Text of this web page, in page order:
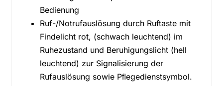
Bedienung
Ruf-/Notrufauslösung durch Ruftaste mit
Findelicht rot, (schwach leuchtend) im
Ruhezustand und Beruhigungslicht (hell
leuchtend) zur Signalisierung der
Rufauslösung sowie Pﬂegedienstsymbol.